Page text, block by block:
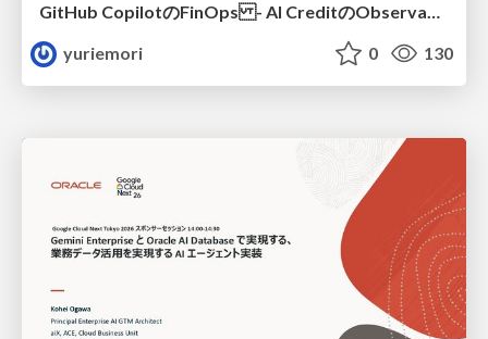
GitHub CopilotのFinOps - AI CreditのObservabilityと価値を生むためのエージェント設計
yuriemori
0 130